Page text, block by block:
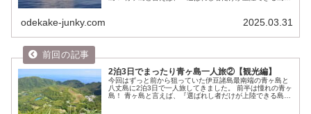
odekake-junky.com 2025.03.31
2泊3日でまったり青ヶ島一人旅②【観光編】
今回はずっと前から狙っていた伊豆諸島最南端の青ヶ島と
八丈島に2泊3日で一人旅してきました。 前半は憧れの青ヶ
島！ 青ヶ島と言えば、『選ばれし者だけが上陸できる島』